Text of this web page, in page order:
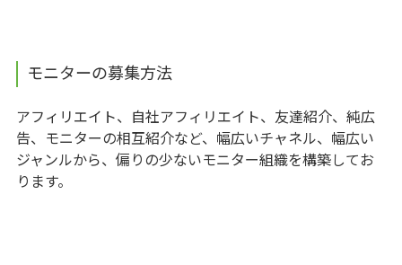
モニターの募集方法
アフィリエイト、自社アフィリエイト、友達紹介、純広
告、モニターの相互紹介など、幅広いチャネル、幅広い
ジャンルから、偏りの少ないモニター組織を構築してお
ります。